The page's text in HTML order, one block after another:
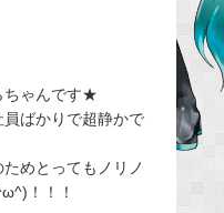
ちゃんです★
ばかりで超静かで
めとってもノリノ
！！！